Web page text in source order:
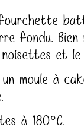
fourchette
fondu. Bien
et
moule à
à 180°C.